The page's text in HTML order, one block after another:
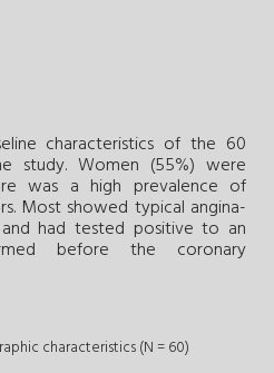
characteristics of the 60
study. Women (55%) were
was a high prevalence of
Most showed typical angina-
and had tested positive to an
before the coronary
characteristics (N = 60)